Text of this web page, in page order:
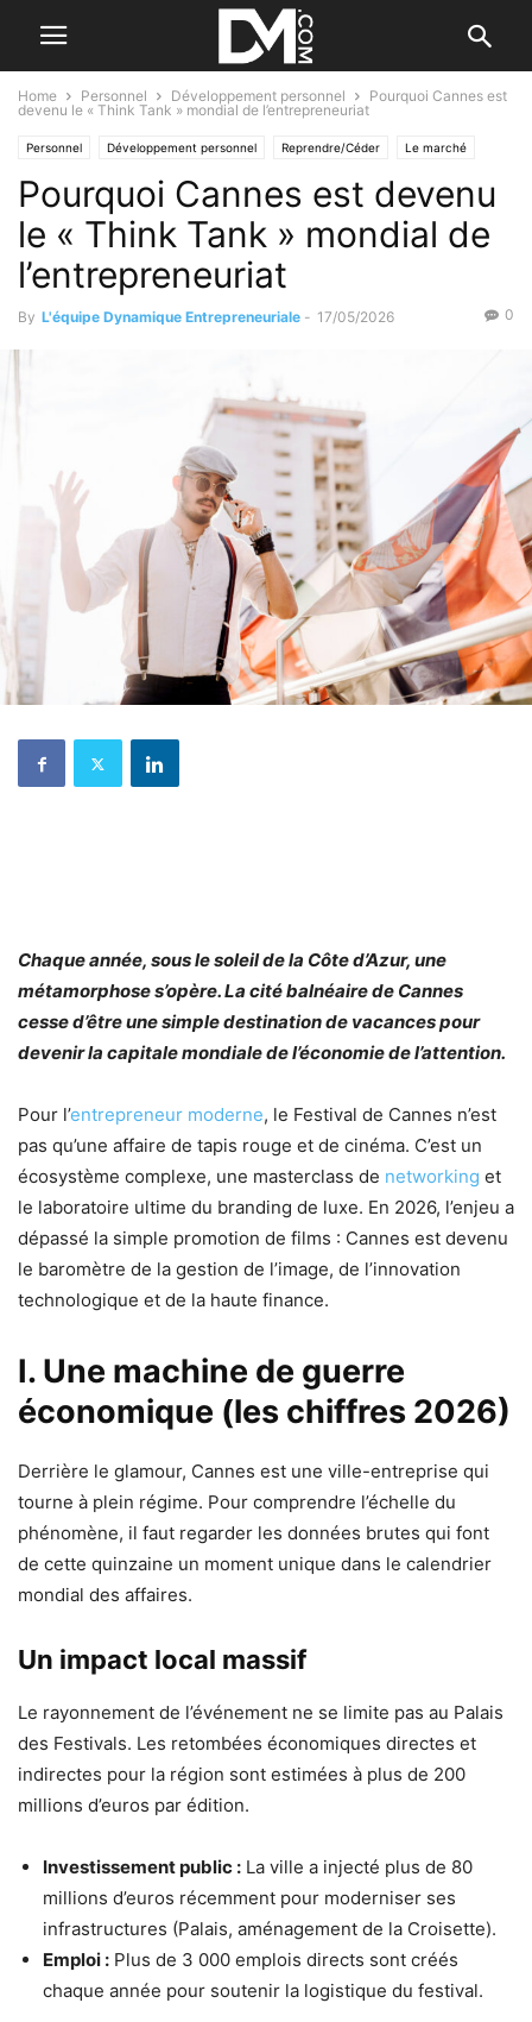
Home Personnel Développement personnel
Pourquoi Cannes est
devenu le « Think Tank » mondial de l’entrepreneuriat
Personnel Développement personnel Reprendre/Céder Le marché
Pourquoi Cannes est devenu
le « Think Tank » mondial de
l’entrepreneuriat
By L'équipe Dynamique Entrepreneuriale - 17/05/2026 0
Chaque année, sous le soleil de la Côte d’Azur, une
métamorphose s’opère. La cité balnéaire de Cannes
cesse d’être une simple destination de vacances pour
devenir la capitale mondiale de l’économie de l’attention.
Pour l’entrepreneur moderne, le Festival de Cannes n’est
pas qu’une affaire de tapis rouge et de cinéma. C’est un
écosystème complexe, une masterclass de networking et
le laboratoire ultime du branding de luxe. En 2026, l’enjeu a
dépassé la simple promotion de films : Cannes est devenu
le baromètre de la gestion de l’image, de l’innovation
technologique et de la haute finance.
I. Une machine de guerre
économique (les chiffres 2026)
Derrière le glamour, Cannes est une ville-entreprise qui
tourne à plein régime. Pour comprendre l’échelle du
phénomène, il faut regarder les données brutes qui font
de cette quinzaine un moment unique dans le calendrier
mondial des affaires.
Un impact local massif
Le rayonnement de l’événement ne se limite pas au Palais
des Festivals. Les retombées économiques directes et
indirectes pour la région sont estimées à plus de 200
millions d’euros par édition.
Investissement public : La ville a injecté plus de 80
millions d’euros récemment pour moderniser ses
infrastructures (Palais, aménagement de la Croisette).
Emploi : Plus de 3 000 emplois directs sont créés
chaque année pour soutenir la logistique du festival.